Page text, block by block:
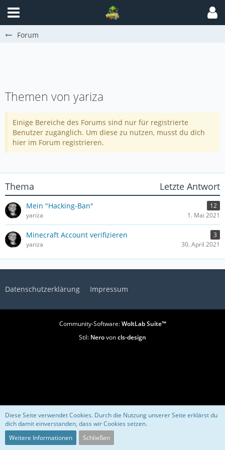
Forum
Themen von yariza
Einige Bereiche des Forums sind nur für registrierte
Benutzer zugänglich. Um diese zu nutzen, musst du dich
hier im Forum registrieren.
Thema Letzte Antwort
Mein "Hacking-Ban"
12
yariza
1. Mai 2021
Minecraft Account verifizieren
3
yariza
30. April 2021
Datenschutzerklärung Impressum
Community-Software:WoltLab Suite™
Stil: Nerovoncls-design
Diese Seite verwendet Cookies. Durch die Nutzung unserer Seite erklärst du
dich damit einverstanden, dass wir Cookies setzen.
Weitere Informationen
Schließen